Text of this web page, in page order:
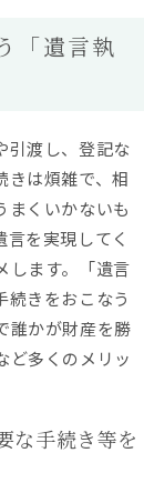
「遺言執
引渡し、登記な
きは煩雑で、相
まくいかないも
を実現してく
します。「遺言
続きをおこなう
誰かが財産を勝
ど多くのメリッ
な手続き等を